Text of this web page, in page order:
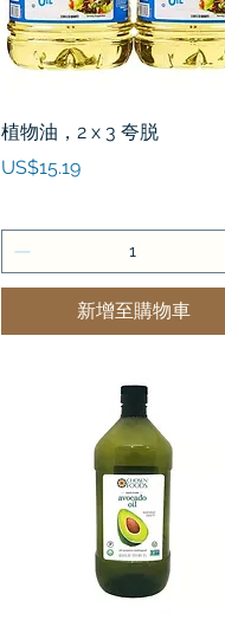
快速瀏覽
植物油，2 x 3 夸脱
價格
US$15.19
新增至購物車